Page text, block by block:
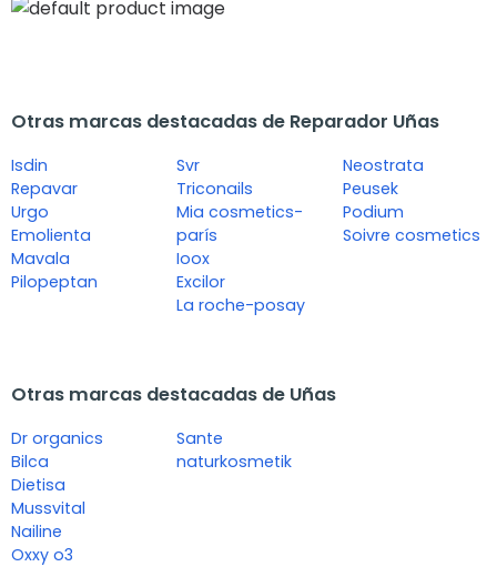
Otras marcas destacadas de Reparador Uñas
Isdin
Repavar
Urgo
Emolienta
Mavala
Pilopeptan
Svr
Triconails
Mia cosmetics-
parís
Ioox
Excilor
La roche-posay
Neostrata
Peusek
Podium
Soivre cosmetics
Otras marcas destacadas de Uñas
Dr organics
Bilca
Dietisa
Mussvital
Nailine
Oxxy o3
Sante
naturkosmetik